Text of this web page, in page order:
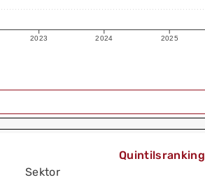
2023 2024 2025
Sektor
Quintilsranking